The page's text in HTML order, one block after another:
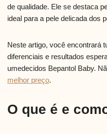
de qualidade. Ele se destaca
ideal para a pele delicada dos
Neste artigo, você encontrará
diferenciais e resultados
umedecidos Bepantol Baby.
melhor preço.
O que é e